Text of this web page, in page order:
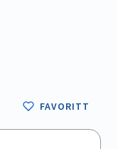
FAVORITT